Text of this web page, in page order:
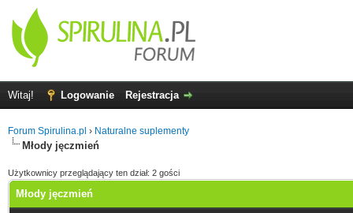
Witaj! Logowanie Rejestracja
Forum Spirulina.pl › Naturalne suplementy
Młody jęczmień
Użytkownicy przeglądający ten dział: 2 gości
Młody jęczmień